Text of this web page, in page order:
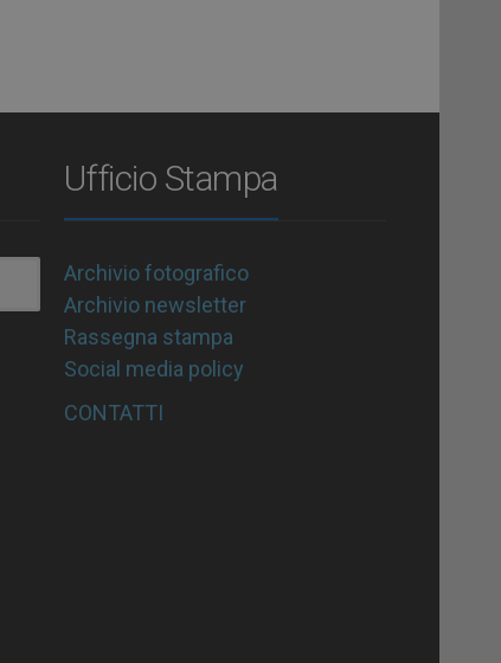
Ufficio Stampa
Archivio fotografico
Archivio newsletter
Rassegna stampa
Social media policy
CONTATTI